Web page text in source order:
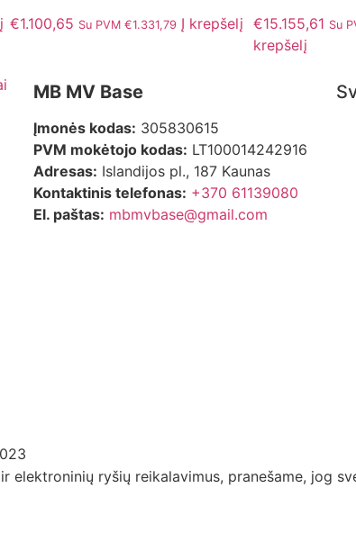
€1.100,65 Su PVM €1.331,79 Į krepšelį €15.155,61 Su
krepšelį
MB MV Base
Įmonės kodas: 305830615
PVM mokėtojo kodas: LT100014242916
Adresas: Islandijos pl., 187 Kaunas
Kontaktinis telefonas: +370 61139080
El. paštas: mbmvbase@gmail.com
ryšių reikalavimus, pranešame, jog